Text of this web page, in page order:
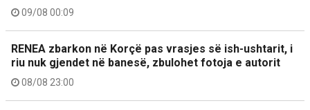
09/08 00:09
RENEA zbarkon në Korçë pas vrasjes së ish-ushtarit, i
riu nuk gjendet në banesë, zbulohet fotoja e autorit
08/08 23:00